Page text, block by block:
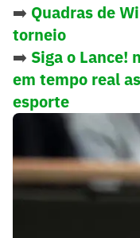
➡️ Quadras de
torneio
➡️ Siga o Lance!
em tempo real
esporte